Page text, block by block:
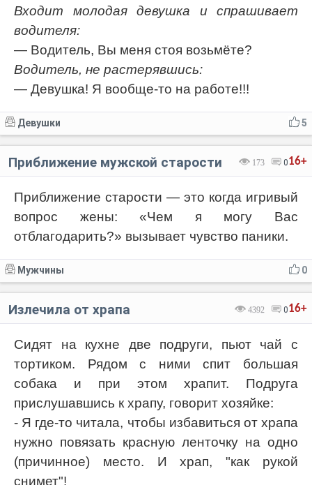
Входит молодая девушка и спрашивает
водителя:
— Водитель, Вы меня стоя возьмёте?
Водитель, не растерявшись:
— Девушка! Я вообще-то на работе!!!
5
Девушки
16+
173 0
Приближение мужской старости
Приближение старости — это когда игривый
вопрос жены: «Чем я могу Вас
отблагодарить?» вызывает чувство паники.
0
Мужчины
16+
4392 0
Излечила от храпа
Сидят на кухне две подруги, пьют чай с
тортиком. Рядом с ними спит большая
собака и при этом храпит. Подруга
прислушавшись к храпу, говорит хозяйке:
- Я где-то читала, чтобы избавиться от храпа
нужно повязать красную ленточку на одно
(причинное) место. И храп, "как рукой
снимет"!